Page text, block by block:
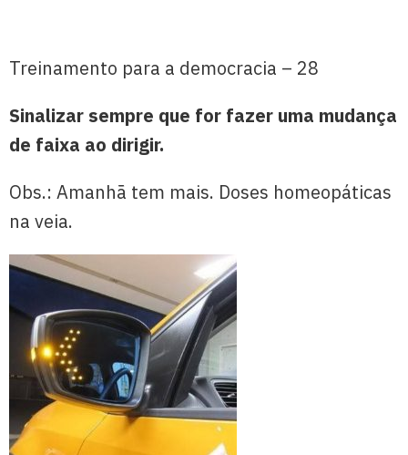
Treinamento para a democracia – 28
Sinalizar sempre que for fazer uma mudança
de faixa ao dirigir.
Obs.: Amanhã tem mais. Doses homeopáticas
na veia.